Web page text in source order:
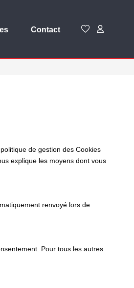
Contact
de gestion des Cookies
explique les moyens dont vous
renvoyé lors de
Pour tous les autres